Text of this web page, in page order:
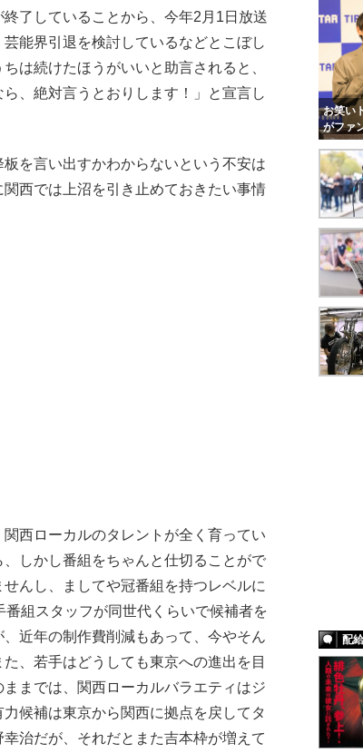
了していることから、今年2月1日放送
能界引退を検討しているなどとこぼし
は続けたほうがいいと助言されると、
、絶対言うとおりします！」と宣言し
を言い出すかわからないという不安は
西では上沼を引き止めておきたい事情
西ローカルのタレントが全く育ってい
しかし番組をちゃんと仕切ることがで
んし、ましてや冠番組を持つレベルに
組スタッフが同世代くらいで候補者を
近年の制作費削減もあって、今やそん
、若手はどうしても東京への進出を目
までは、関西ローカルバラエティはジ
候補は東京から関西に拠点を戻してタ
治だが、それだとまた吉本枠が増えて
お笑い
がファ
配